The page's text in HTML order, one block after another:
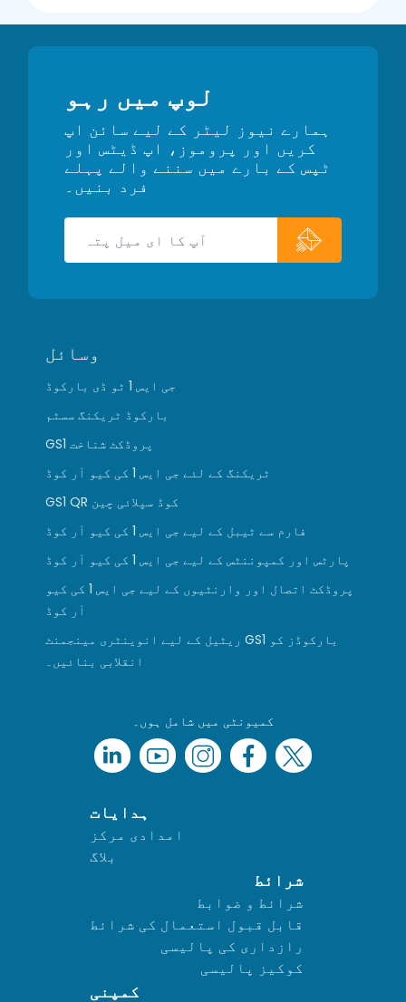
لوپ میں رہو
ہمارے نیوز لیٹر کے لیے سائن اپ
کریں اور پروموز، اپ ڈیٹس اور
ٹپس کے بارے میں سننے والے پہلے
فرد بنیں۔
وسائل
جی ایس 1 ٹو ڈی بارکوڈ
بارکوڈ ٹریکنگ سسٹم
GS1 پروڈکٹ شناخت
ٹریکنگ کے لئے جی ایس 1 کی کیو آر کوڈ
GS1 QR کوڈ سپلائی چین
فارم سے ٹیبل کے لیے جی ایس 1 کی کیو آر کوڈ
پارٹس اور کمپوننٹس کے لیے جی ایس 1 کی کیو آر کوڈ
پروڈکٹ اتصال اور وارنٹیوں کے لیے جی ایس 1 کی کیو
آر کوڈ
ریٹیل کے لیے انوینٹری مینجمنٹ GS1 بارکوڈز کو
انقلابی بنائیں۔
کمیونٹی میں شامل ہوں۔
ہدایات
امدادی مرکز
بلاگ
شرائط
شرائط و ضوابط
قابل قبول استعمال کی شرائط
رازداری کی پالیسی
کوکیز پالیسی
کمپنی